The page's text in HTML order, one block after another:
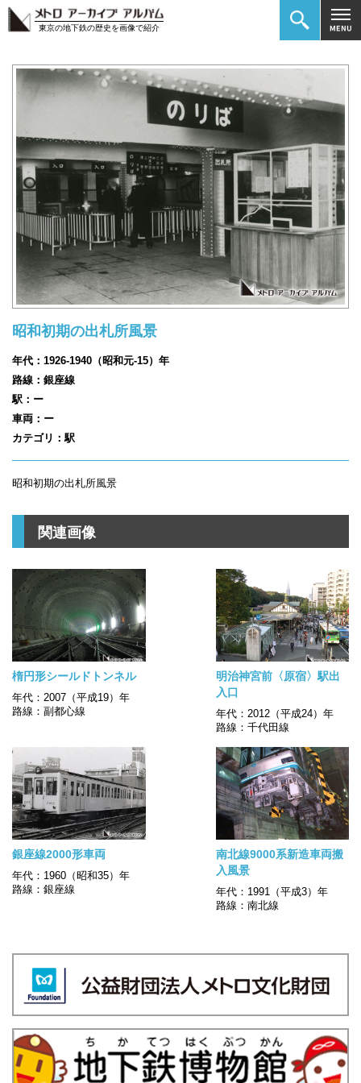
東京の地下鉄の歴史を画像で紹介
昭和初期の出札所風景
年代：1926-1940（昭和元-15）年
路線：銀座線
駅：ー
車両：ー
カテゴリ：駅
昭和初期の出札所風景
関連画像
楕円形シールドトンネル
年代：2007（平成19）年
路線：副都心線
明治神宮前〈原宿〉駅出
入口
年代：2012（平成24）年
路線：千代田線
銀座線2000形車両
年代：1960（昭和35）年
路線：銀座線
南北線9000系新造車両搬
入風景
年代：1991（平成3）年
路線：南北線